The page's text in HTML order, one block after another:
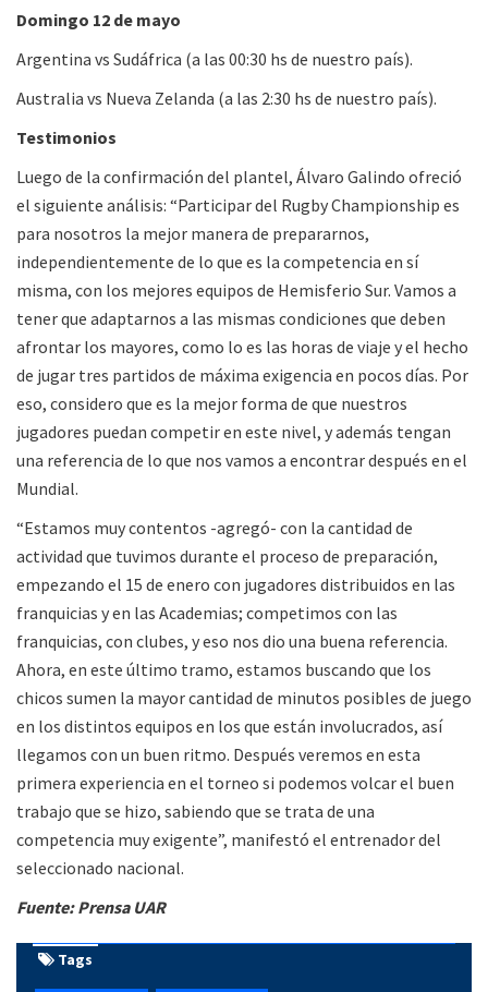
Domingo 12 de mayo
Argentina vs Sudáfrica (a las 00:30 hs de nuestro país).
Australia vs Nueva Zelanda (a las 2:30 hs de nuestro país).
Testimonios
Luego de la confirmación del plantel, Álvaro Galindo ofreció
el siguiente análisis: “Participar del Rugby Championship es
para nosotros la mejor manera de prepararnos,
independientemente de lo que es la competencia en sí
misma, con los mejores equipos de Hemisferio Sur. Vamos a
tener que adaptarnos a las mismas condiciones que deben
afrontar los mayores, como lo es las horas de viaje y el hecho
de jugar tres partidos de máxima exigencia en pocos días. Por
eso, considero que es la mejor forma de que nuestros
jugadores puedan competir en este nivel, y además tengan
una referencia de lo que nos vamos a encontrar después en el
Mundial.
“Estamos muy contentos -agregó- con la cantidad de
actividad que tuvimos durante el proceso de preparación,
empezando el 15 de enero con jugadores distribuidos en las
franquicias y en las Academias; competimos con las
franquicias, con clubes, y eso nos dio una buena referencia.
Ahora, en este último tramo, estamos buscando que los
chicos sumen la mayor cantidad de minutos posibles de juego
en los distintos equipos en los que están involucrados, así
llegamos con un buen ritmo. Después veremos en esta
primera experiencia en el torneo si podemos volcar el buen
trabajo que se hizo, sabiendo que se trata de una
competencia muy exigente”, manifestó el entrenador del
seleccionado nacional.
Fuente: Prensa UAR
Tags